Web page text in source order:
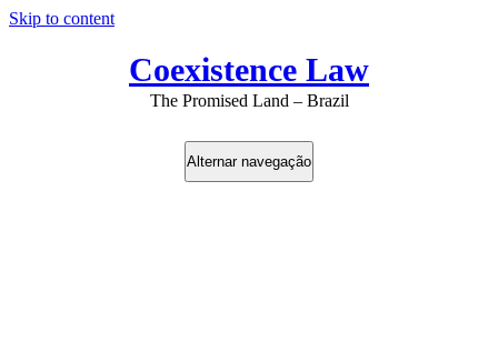
Skip to content
Coexistence Law
The Promised Land – Brazil
Alternar navegação